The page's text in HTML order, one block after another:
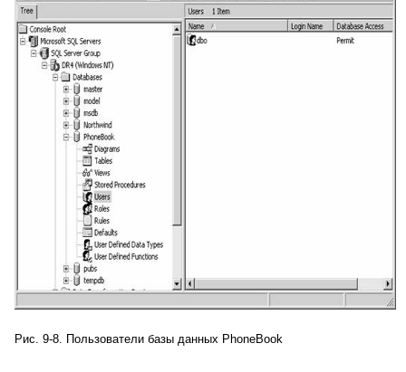
Рис. 9-8. Пользователи базы данных PhoneBook